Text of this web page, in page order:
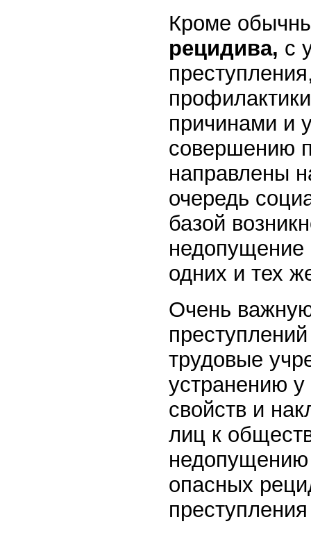
Кроме
рецидива, с
причинами и
совершению
направлены
очередь
базой
недопущение
одних и тех
Очень
трудовые
устранению
свойств и
лиц к
недопущению
опасных